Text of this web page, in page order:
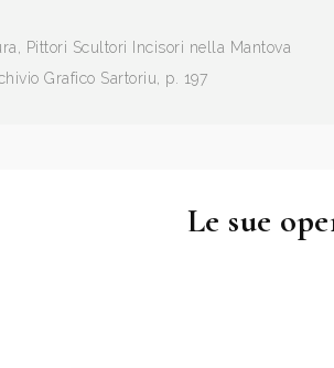
Pittori Scultori Incisori nella Mantova
Grafico Sartoriu, p. 197
Le sue